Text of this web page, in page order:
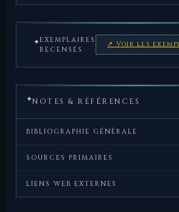
✦EXEMPLAIRES
RECENSÉS
↗ Voir les
✦NOTES & RÉFÉRENCES
BIBLIOGRAPHIE GÉNÉRALE
Crawford,
M.H.,
Roman
Republican
Coinage
SOURCES PRIMAIRES
Tite-
Live,
Ab Urbe
Condita
Punique).
LIENS WEB EXTERNES